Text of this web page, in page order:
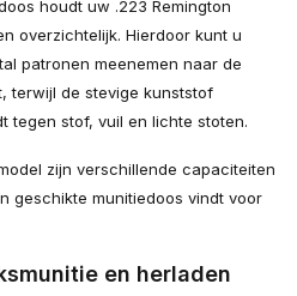
houdt uw .223 Remington
overzichtelijk. Hierdoor kunt u
patronen meenemen naar de
terwijl de stevige kunststof
tegen stof, vuil en lichte stoten.
zijn verschillende capaciteiten
geschikte munitiedoos vindt voor
en herladen